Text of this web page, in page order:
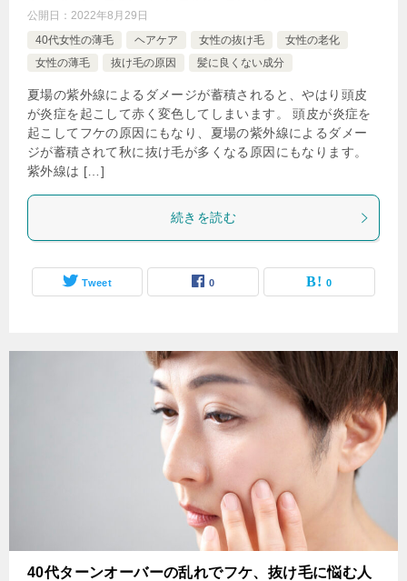
公開日： 2022年8月29日
40代女性の薄毛
ヘアケア 女性の抜け毛
女性の老化
女性の薄毛
抜け毛の原因 髪に良くない成分
夏場の紫外線によるダメージが蓄積されると、やはり頭皮
が炎症を起こして赤く変色してしまいます。 頭皮が炎症を
起こしてフケの原因にもなり、夏場の紫外線によるダメー
ジが蓄積されて秋に抜け毛が多くなる原因にもなります。
紫外線は […]
続きを読む
Tweet 0 0
40代ターンオーバーの乱れでフケ、抜け毛に悩む人